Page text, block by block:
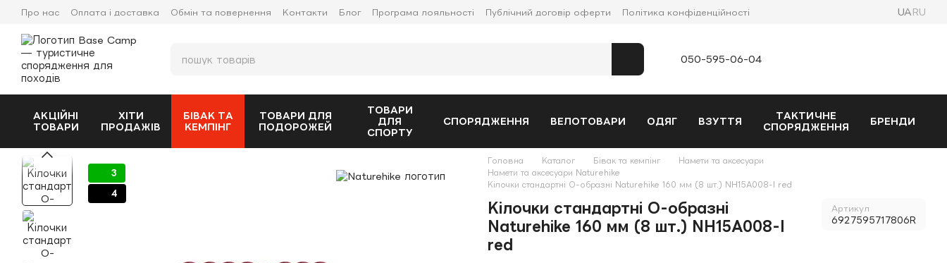
Перейти до основного контенту
Про нас Оплата і доставка Обмін та повернення Контакти Блог Програма лояльності Публічний договір оферти Політика конфіденційності UA RU
050-595-06-04
АКЦІЙНІ
ТОВАРИ
ХІТИ
ПРОДАЖІВ
БІВАК ТА
КЕМПІНГ
ТОВАРИ ДЛЯ
ПОДОРОЖЕЙ
ТОВАРИ
ДЛЯ
СПОРТУ
СПОРЯДЖЕННЯ ВЕЛОТОВАРИ ОДЯГ ВЗУТТЯ
ТАКТИЧНЕ
СПОРЯДЖЕННЯ
БРЕНДИ
3
4
Головна Каталог Бівак та кемпінг
Намети та аксесуари
Намети та аксесуари Naturehike
Кілочки стандартні O-образні Naturehike 160 мм (8 шт.) NH15A008-I red
Кілочки стандартні O-образні
Naturehike 160 мм (8 шт.) NH15A008-I
red
Артикул
6927595717806R